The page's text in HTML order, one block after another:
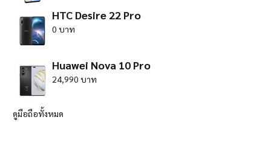
HTC Desire 22 Pro
0 บาท
Huawei Nova 10 Pro
24,990 บาท
ดูมือถือทั้งหมด